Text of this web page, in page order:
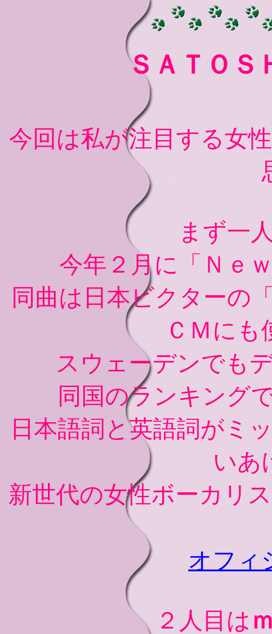
ＳＡＴＯＳ
今回は私が注目する女
まず一
今年２月に「Ｎｅ
同曲は日本ビクターの
ＣＭにも
スウェーデンでも
同国のランキング
日本語詞と英語詞がミ
いあ
新世代の女性ボーカリ
オフィ
２人目は